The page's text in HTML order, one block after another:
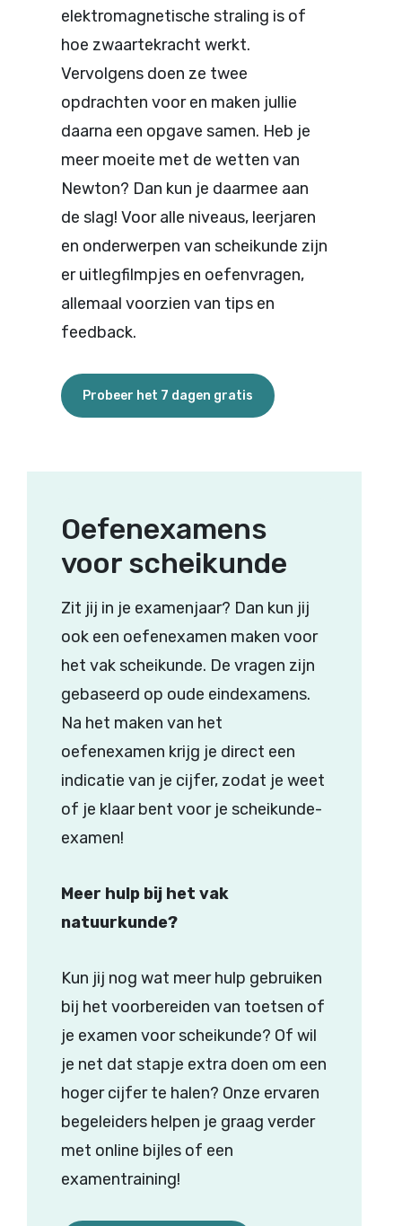
elektromagnetische straling is of
hoe zwaartekracht werkt.
Vervolgens doen ze twee
opdrachten voor en maken jullie
daarna een opgave samen. Heb je
meer moeite met de wetten van
Newton? Dan kun je daarmee aan
de slag! Voor alle niveaus, leerjaren
en onderwerpen van scheikunde zijn
er uitlegfilmpjes en oefenvragen,
allemaal voorzien van tips en
feedback.
Probeer het 7 dagen gratis
Oefenexamens
voor scheikunde
Zit jij in je examenjaar? Dan kun jij
ook een oefenexamen maken voor
het vak scheikunde. De vragen zijn
gebaseerd op oude eindexamens.
Na het maken van het
oefenexamen krijg je direct een
indicatie van je cijfer, zodat je weet
of je klaar bent voor je scheikunde-
examen!
Meer hulp bij het vak
natuurkunde?
Kun jij nog wat meer hulp gebruiken
bij het voorbereiden van toetsen of
je examen voor scheikunde? Of wil
je net dat stapje extra doen om een
hoger cijfer te halen? Onze ervaren
begeleiders helpen je graag verder
met online bijles of een
examentraining!